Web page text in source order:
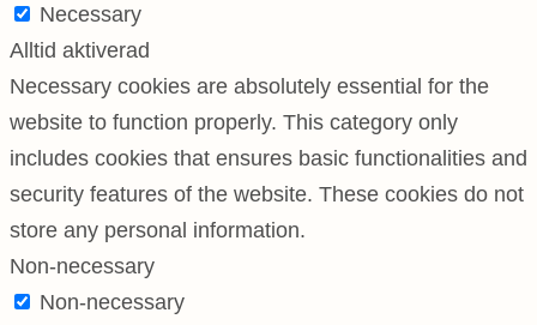
Necessary
Alltid aktiverad
Necessary cookies are absolutely essential for the
website to function properly. This category only
includes cookies that ensures basic functionalities and
security features of the website. These cookies do not
store any personal information.
Non-necessary
Non-necessary